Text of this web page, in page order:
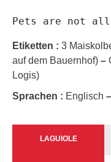
Pets are not
Etiketten : 3
auf dem Bauernhof) –
Logis)
Sprachen : Englisch –